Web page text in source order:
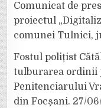
Comunicat de
proiectul
comunei Tulnici,
Fostul polițist
tulburarea ordinii
Penitenciarului
din Focșani. 27/